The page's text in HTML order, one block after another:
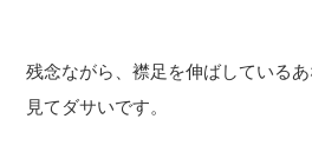
残念ながら、襟足を伸ばしている
見てダサいです。